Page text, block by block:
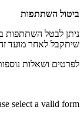
ביטול השתתפות
שיתקבל לאחר מועד
לפרטים ושאלות
select a valid form